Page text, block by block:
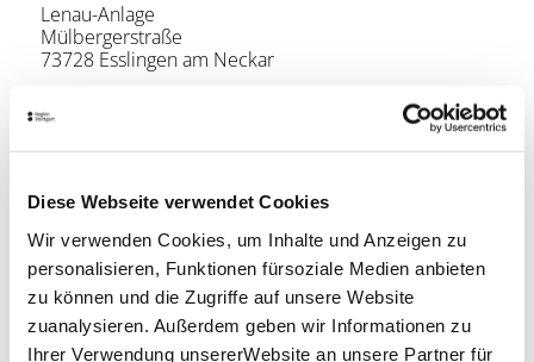
Diese Webseite verwendet Cookies
Wir verwenden Cookies, um Inhalte und Anzeigen zu
personalisieren, Funktionen fürsoziale Medien anbieten
zu können und die Zugriffe auf unsere Website
zuanalysieren. Außerdem geben wir Informationen zu
Ihrer Verwendung unsererWebsite an unsere Partner für
Lenau-Anlage
Mülbergerstraße
73728 Esslingen am Neckar
Planen Sie Ihre Anreise
Fahrplanauskunft des VVS
Deutsche Bahn AG
Fahrplanauskunft der DB
Google Maps
Google Maps Route